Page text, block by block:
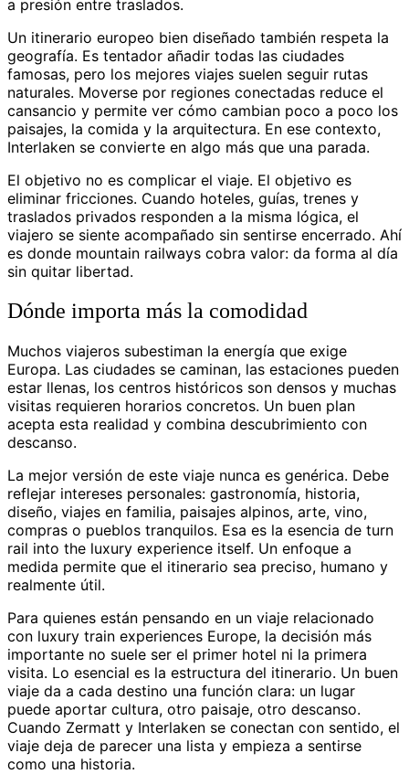
a presión entre traslados.
Un itinerario europeo bien diseñado también respeta la
geografía. Es tentador añadir todas las ciudades
famosas, pero los mejores viajes suelen seguir rutas
naturales. Moverse por regiones conectadas reduce el
cansancio y permite ver cómo cambian poco a poco los
paisajes, la comida y la arquitectura. En ese contexto,
Interlaken se convierte en algo más que una parada.
El objetivo no es complicar el viaje. El objetivo es
eliminar fricciones. Cuando hoteles, guías, trenes y
traslados privados responden a la misma lógica, el
viajero se siente acompañado sin sentirse encerrado. Ahí
es donde mountain railways cobra valor: da forma al día
sin quitar libertad.
Dónde importa más la comodidad
Muchos viajeros subestiman la energía que exige
Europa. Las ciudades se caminan, las estaciones pueden
estar llenas, los centros históricos son densos y muchas
visitas requieren horarios concretos. Un buen plan
acepta esta realidad y combina descubrimiento con
descanso.
La mejor versión de este viaje nunca es genérica. Debe
reflejar intereses personales: gastronomía, historia,
diseño, viajes en familia, paisajes alpinos, arte, vino,
compras o pueblos tranquilos. Esa es la esencia de turn
rail into the luxury experience itself. Un enfoque a
medida permite que el itinerario sea preciso, humano y
realmente útil.
Para quienes están pensando en un viaje relacionado
con luxury train experiences Europe, la decisión más
importante no suele ser el primer hotel ni la primera
visita. Lo esencial es la estructura del itinerario. Un buen
viaje da a cada destino una función clara: un lugar
puede aportar cultura, otro paisaje, otro descanso.
Cuando Zermatt y Interlaken se conectan con sentido, el
viaje deja de parecer una lista y empieza a sentirse
como una historia.